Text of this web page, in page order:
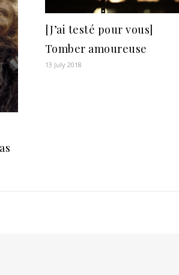
[J’ai testé pour vous]
Tomber amoureuse
13 July 2018